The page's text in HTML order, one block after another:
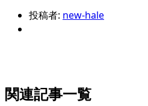
投稿者: new-hale
関連記事一覧